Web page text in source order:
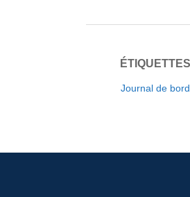
ÉTIQUETTES
Journal de bord